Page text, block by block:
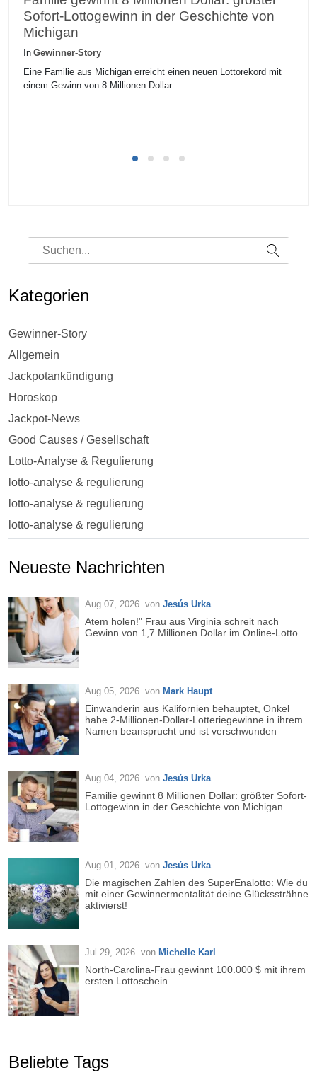
Sofort-Lottogewinn in der Geschichte von
Michigan
In Gewinner-Story
Eine Familie aus Michigan erreicht einen neuen Lottorekord mit
einem Gewinn von 8 Millionen Dollar.
Kategorien
Gewinner-Story
Allgemein
Jackpotankündigung
Horoskop
Jackpot-News
Good Causes / Gesellschaft
Lotto-Analyse & Regulierung
lotto-analyse & regulierung
lotto-analyse & regulierung
lotto-analyse & regulierung
Neueste Nachrichten
Aug 07, 2026 von Jesús Urka
Atem holen!" Frau aus Virginia schreit nach
Gewinn von 1,7 Millionen Dollar im Online-Lotto
Aug 05, 2026 von Mark Haupt
Einwanderin aus Kalifornien behauptet, Onkel
habe 2-Millionen-Dollar-Lotteriegewinne in ihrem
Namen beansprucht und ist verschwunden
Aug 04, 2026 von Jesús Urka
Familie gewinnt 8 Millionen Dollar: größter Sofort-
Lottogewinn in der Geschichte von Michigan
Aug 01, 2026 von Jesús Urka
Die magischen Zahlen des SuperEnalotto: Wie du
mit einer Gewinnermentalität deine Glückssträhne
aktivierst!
Jul 29, 2026 von Michelle Karl
North-Carolina-Frau gewinnt 100.000 $ mit ihrem
ersten Lottoschein
Beliebte Tags